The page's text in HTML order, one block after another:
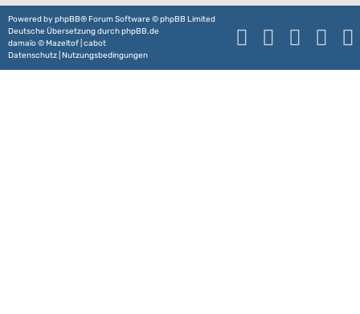
Powered by phpBB® Forum Software © phpBB Limited
Deutsche Übersetzung durchphpBB.de
damaïo ©Mazeltof cabot
Datenschutz Nutzungsbedingungen